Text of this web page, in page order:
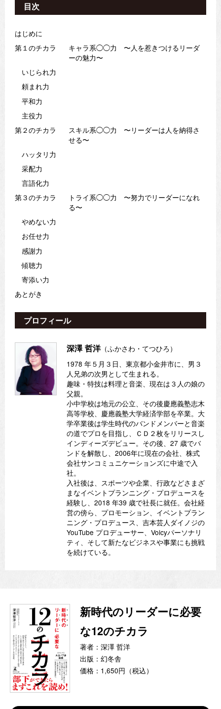
目次
はじめに
第１のチカラ
キャラ系◯◯力 〜人を惹きつけるリーダ
ーの魅力〜
いじられ力
頼まれ力
平和力
主役力
第２のチカラ
スキル系◯◯力 〜リーダーは人を納得さ
せる〜
ハッタリ力
采配力
言語化力
第３のチカラ
トライ系◯◯力 〜努力でリーダーになれ
る〜
やめない力
お任せ力
感謝力
傾聴力
寄添い力
あとがき
プロフィール
深澤 哲洋（ふかさわ・てつひろ）
1978 年５月３日、東京都小金井市に、男３
人兄弟の次男として生まれる。
趣味・特技は料理と音楽、現在は３人の娘の
父親。
小中学校は地元の公立、その後慶應義塾志木
高等学校、慶應義塾大学経済学部を卒業。大
学卒業後は学生時代のバンドメンバーと音楽
の道でプロを目指し、ＣＤ２枚をリリースし
インディーズデビュー。その後、27 歳でバ
ンドを解散し、2006年に現在の会社、株式
会社サンコミュニケーションズに中途で入
社。
入社後は、スポーツや企業、行政などさまざ
まなイベントプランニング・プロデュースを
経験し、2018 年39 歳で社長に就任。会社経
営の傍ら、プロモーション、イベントプラン
ニング・プロデュース、吉本芸人ダイノジの
YouTube プロデューサー、Voicyパーソナリ
ティ、そして新たなビジネスや事業にも挑戦
を続けている。
新時代のリーダーに必要
な12のチカラ
著者：深澤 哲洋
出版：幻冬舎
価格：1,650円（税込）